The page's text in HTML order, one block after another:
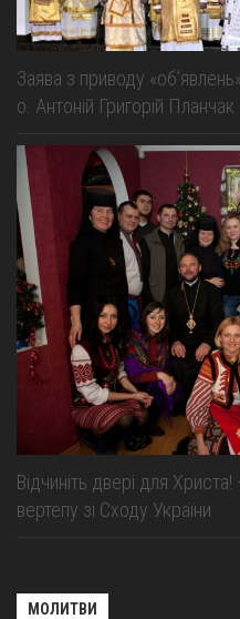
Заява з приводу
о. Антоній Григорій Планчак
Відчиніть двері для
вертепу зі Сходу України
МОЛИТВИ